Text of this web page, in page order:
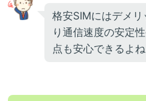
格安SIMにはデメ
り通信速度の安定
点も安心できるよね